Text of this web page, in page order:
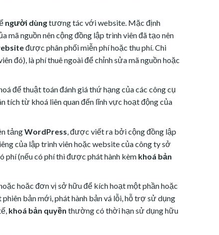
người dùngtương tác với website. Mặc định
mã nguồn nên cộng đồng lập trình viên đã tạo nên
được phân phối miễn phí hoặc thu phí. Chi
đó), là phí thuê ngoài để chỉnh sửa mã nguồn hoặc
để thuật toán đánh giá thứ hạng của các công cụ
từ khoá liên quan đến lĩnh vực hoạt động của
tảngWordPress, được viết ra bởi cộng đồng lập
của lập trình viên hoặc website của công ty sở
phí (nếu có phí thì được phát hành kèm khoá bản
hoăc đơn vị sở hữu để kích hoạt một phần hoặc
phiên bản mới, phát hành bản vá lỗi, hỗ trợ sử dụng
khoá bản quyền thường có thời hạn sử dụng hữu